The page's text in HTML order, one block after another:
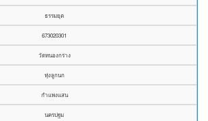
ธรรมยุต
673020301
วัดหนองกร่าง
ทุ่งลูกนก
กำแพงแสน
นครปฐม